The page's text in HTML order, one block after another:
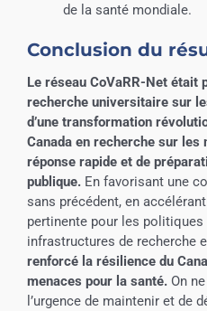
de la santé mondiale.
Conclusion du
Le réseau CoVaRR-Net était
recherche universitaire sur
d’une transformation
Canada en recherche sur
réponse rapide et de
publique.En favorisant une
sans précédent, en
pertinente pour les politiques
infrastructures de recherche
renforcé la résilience du
menaces pour la santé.On
l’urgence de maintenir et de